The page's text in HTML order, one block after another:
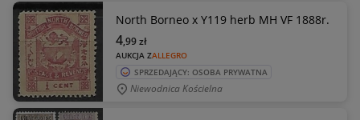
North Borneo x Y119 herb MH VF 1888r.
AUKCJA ZALLEGRO
4,99zł
SPRZEDAJĄCY: OSOBA PRYWATNA
Niewodnica Kościelna